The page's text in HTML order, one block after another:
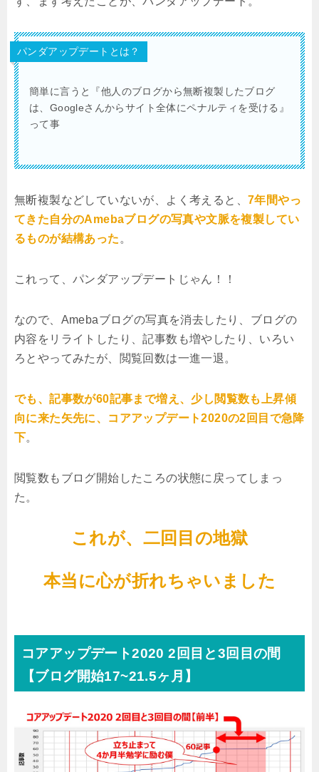
パンダアップデートとは？
簡単に言うと『他人のブログから無断複製したブログ
は、Googleさんからサイト全体にペナルティを受ける』
って事
無断複製などしていないが、よく考えると、 7年間やっ
てきた自分のAmebaブログの写真や文脈を複製してい
るものが結構あった 。
これって、パンダアップデートじゃん！！
なので、Amebaブログの写真を消去したり、ブログの
内容をリライトしたり、記事数も増やしたり、いろい
ろとやってみたが、閲覧回数は一進一退。
でも、記事数が60記事まで増え、少し閲覧数も上昇傾
向に来た矢先に、コアアップデート2020の2回目で急降
下。
閲覧数もブログ開始したころの状態に戻ってしまっ
た。
これが、二回目の地獄
本当に心が折れちゃいました
コアアップデート2020 2回目と3回目の間
【ブログ開始17~21.5ヶ月】